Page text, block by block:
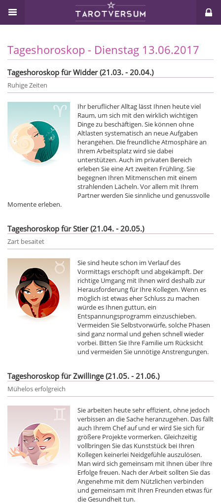
Tageshoroskop - Dienstag 13.06.2017
Tageshoroskop für Widder (21.03. - 20.04.)
Ruhige Zeiten
Ihr beruflicher Alltag lässt Ihnen heute viel
Raum, um sich mit den wirklich wichtigen
Dinge zu beschäftigen. Sie können ohne
Altlasten systematisch an neue Aufgaben
herangehen. Die freundliche Atmosphäre an
Ihrem Arbeitsplatz wird sie dabei
unterstützen. Auch im privaten Bereich
erleben Sie eine Art zweiten Frühling. Sie
begegnen Ihren Mitmenschen mit einem
strahlenden Lächeln. Vor allem mit Ihrem
Partner werden Sie sinnliche und genussvolle
Momente erleben.
Tageshoroskop für Stier (21.04. - 20.05.)
Zart besaitet
Sie sind heute schon im Verlauf des
Vormittags erschöpft und abgekämpft. Der
richtige Umgang mit Ihnen wird deshalb zur
Herausforderung für Ihre Kollegen. Wenn es
möglich ist etwas eher Schluss zu machen
würde es Ihnen guttun, ein
Entspannungsprogramm einzuschieben.
Vermeiden Sie Selbstvorwürfe, solche Phasen
sind ganz normal und gehen schnell wieder
vorbei. Bitten Sie Ihre Familie um Rücksicht
und vermeiden Sie unnötige Anstrengungen.
Tageshoroskop für Zwillinge (21.05. - 21.06.)
Mühelos erfolgreich
Sie arbeiten heute sehr effizient, ohne jedoch
verbissen an die Sache heranzugehen. Das fällt
auch Ihrem Chef auf und er wird Sie sich für
größere Projekte vormerken. Gleichzeitig
vollbringen Sie das Kunststück bei Ihren
Kollegen keinerlei Neidgefühle auszulösen.
Man wird sich gemeinsam mit Ihnen über Ihre
Erfolge freuen. Nach der Arbeit sollten Sie das
Angenehme mit dem Nützlichen verbinden
und gemeinsam mit Ihren Freunden etwas für
die Gesundheit tun.